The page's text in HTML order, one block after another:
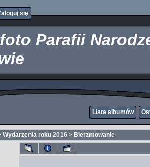
się
Parafii
Lista albumów
Wydarzenia roku 2016 > Bierzmowanie